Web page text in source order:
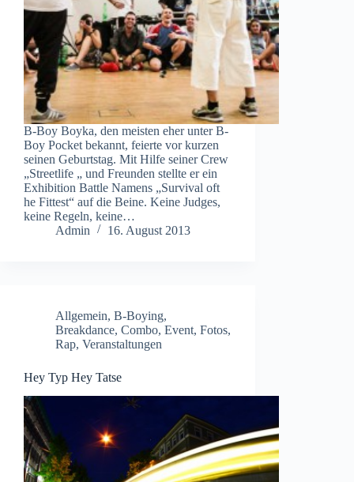
B-Boy Boyka, den meisten eher unter B-
Boy Pocket bekannt, feierte vor kurzen
seinen Geburtstag. Mit Hilfe seiner Crew
„Streetlife „ und Freunden stellte er ein
Exhibition Battle Namens „Survival oft
he Fittest“ auf die Beine. Keine Judges,
keine Regeln, keine…
Admin
16. August 2013
Allgemein, B-Boying,
Breakdance, Combo, Event, Fotos,
Rap, Veranstaltungen
Hey Typ Hey Tatse